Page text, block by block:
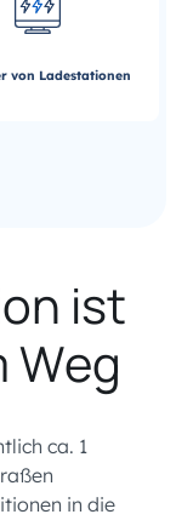
von Ladestationen
ist
Weg
ca. 1
in die